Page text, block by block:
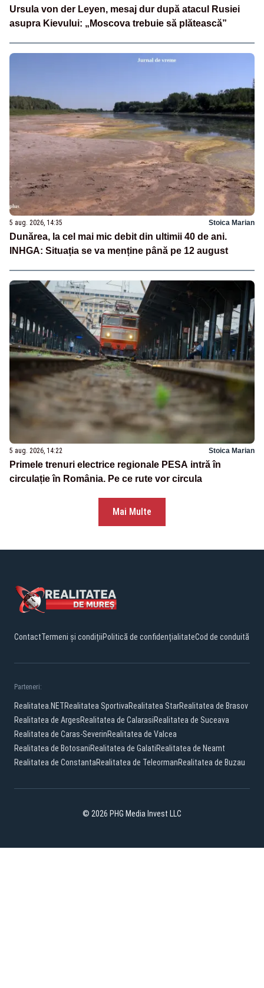
Ursula von der Leyen, mesaj dur după atacul Rusiei
asupra Kievului: „Moscova trebuie să plătească”
5 aug. 2026, 14:35 Stoica Marian
Dunărea, la cel mai mic debit din ultimii 40 de ani.
INHGA: Situația se va menține până pe 12 august
5 aug. 2026, 14:22 Stoica Marian
Primele trenuri electrice regionale PESA intră în
circulație în România. Pe ce rute vor circula
Mai Multe
ContactTermeni și condițiiPolitică de confidențialitateCod de conduită
Parteneri:
Realitatea.NETRealitatea SportivaRealitatea StarRealitatea de Brasov
Realitatea de ArgesRealitatea de CalarasiRealitatea de Suceava
Realitatea de Caras-SeverinRealitatea de Valcea
Realitatea de BotosaniRealitatea de GalatiRealitatea de Neamt
Realitatea de ConstantaRealitatea de TeleormanRealitatea de Buzau
© 2026 PHG Media Invest LLC